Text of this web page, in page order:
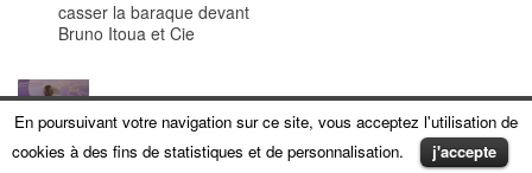
casser la baraque devant
Bruno Itoua et Cie
Pasteur Frédéric
En poursuivant votre navigation sur ce site, vous acceptez l'utilisation de
cookies à des fins de statistiques et de personnalisation.
j'accepte